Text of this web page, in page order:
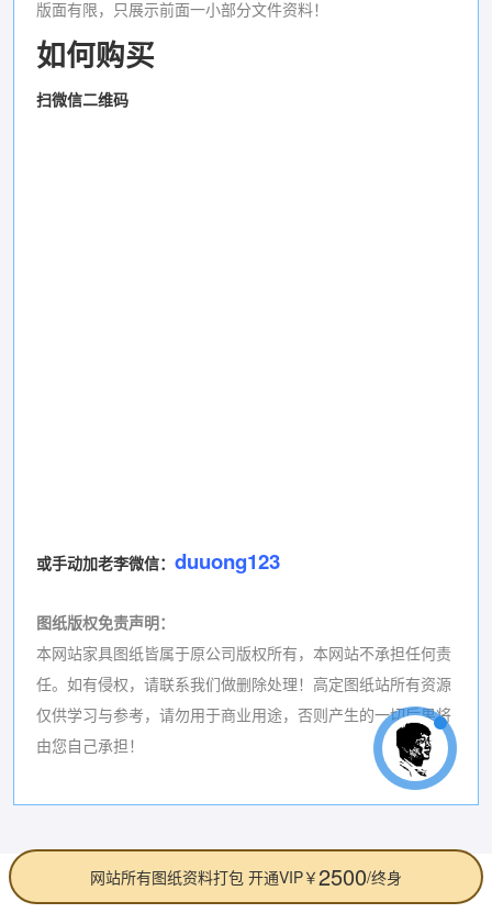
版面有限，只展示前面一小部分文件资料！
如何购买
扫微信二维码
或手动加老李微信： duuong123
图纸版权免责声明：
本网站家具图纸皆属于原公司版权所有，本网站不承担任何责
任。如有侵权，请联系我们做删除处理！高定图纸站所有资源
仅供学习与参考，请勿用于商业用途，否则产生的一切后果将
由您自己承担！
终身超级VIP会员
网站所有图纸资料打包 开通VIP￥2500/终身